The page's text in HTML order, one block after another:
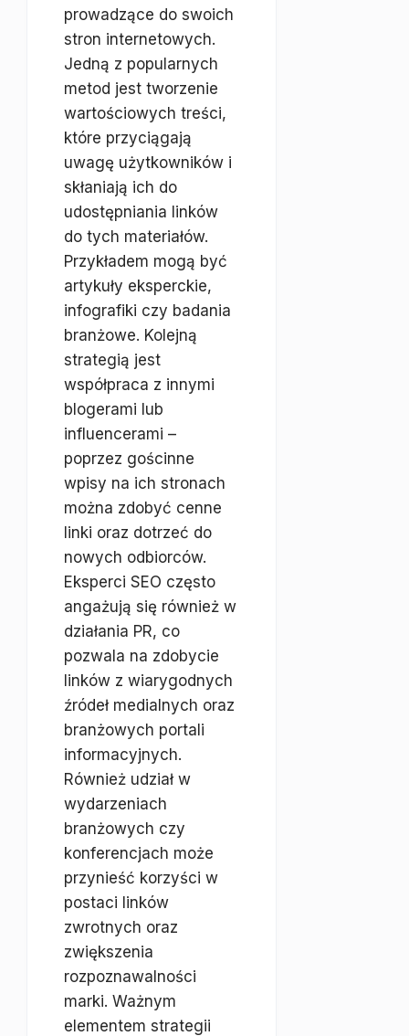
prowadzące do swoich
stron internetowych.
Jedną z popularnych
metod jest tworzenie
wartościowych treści,
które przyciągają
uwagę użytkowników i
skłaniają ich do
udostępniania linków
do tych materiałów.
Przykładem mogą być
artykuły eksperckie,
infografiki czy badania
branżowe. Kolejną
strategią jest
współpraca z innymi
blogerami lub
influencerami –
poprzez gościnne
wpisy na ich stronach
można zdobyć cenne
linki oraz dotrzeć do
nowych odbiorców.
Eksperci SEO często
angażują się również w
działania PR, co
pozwala na zdobycie
linków z wiarygodnych
źródeł medialnych oraz
branżowych portali
informacyjnych.
Również udział w
wydarzeniach
branżowych czy
konferencjach może
przynieść korzyści w
postaci linków
zwrotnych oraz
zwiększenia
rozpoznawalności
marki. Ważnym
elementem strategii